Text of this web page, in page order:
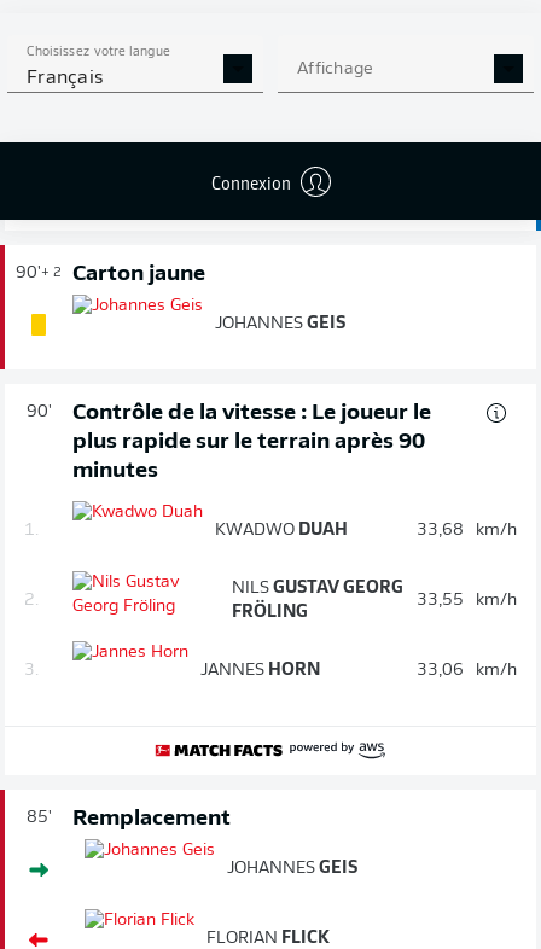
Choisissez votre langue
Français Affichage
Connexion
FIN DU MATCH
MORRISSCHRÖTER
90'+ 2 Carton jaune
JOHANNES GEIS
90'
Contrôle de la vitesse : Le joueur le
plus rapide sur le terrain après 90
minutes
1. KWADWO DUAH 33,68 km/h
2.
NILS GUSTAV GEORG
FRÖLING
33,55 km/h
3. JANNES HORN 33,06 km/h
85' Remplacement
JOHANNES GEIS
FLORIAN FLICK